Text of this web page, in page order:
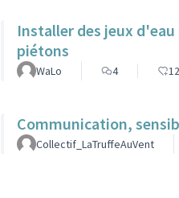
Installer des jeux
piétons
WaLo 4 12
Communication,
Collectif_LaTruffeAuVent